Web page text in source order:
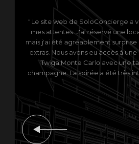
" Le site web de SoloConcierge a
mes attentes. J'ai réservé une
mais j'ai été agréablement
extras. Nous avons eu accès à
Twiga Monte Carlo avec une
champagne. La soirée a été très